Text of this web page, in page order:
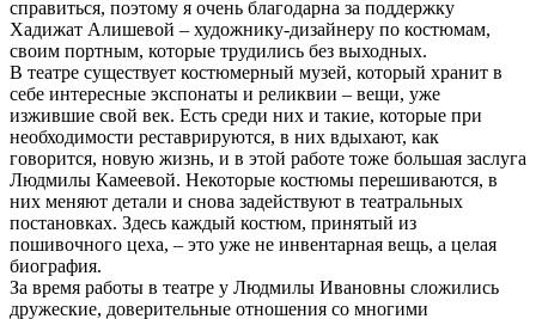
справиться, поэтому я очень благодарна за поддержку
Хадижат Алишевой – художнику-дизайнеру по костюмам,
своим портным, которые трудились без выходных.
В театре существует костюмерный музей, который хранит в
себе интересные экспонаты и реликвии – вещи, уже
изжившие свой век. Есть среди них и такие, которые при
необходимости реставрируются, в них вдыхают, как
говорится, новую жизнь, и в этой работе тоже большая заслуга
Людмилы Камеевой. Некоторые костюмы перешиваются, в
них меняют детали и снова задействуют в театральных
постановках. Здесь каждый костюм, принятый из
пошивочного цеха, – это уже не инвентарная вещь, а целая
биография.
За время работы в театре у Людмилы Ивановны сложились
дружеские, доверительные отношения со многими